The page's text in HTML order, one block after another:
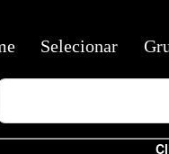
Selecionar